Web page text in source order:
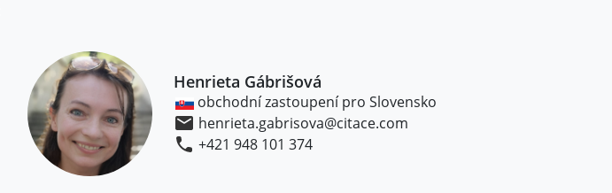
Henrieta Gábrišová
obchodní zastoupení pro Slovensko
henrieta.gabrisova@citace.com
+421 948 101 374